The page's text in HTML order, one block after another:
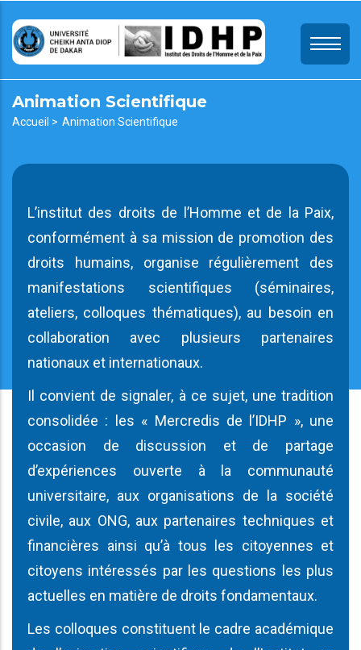
au
contenu
Animation Scientifique
Fil
Accueil > Animation Scientifique
L’institut des droits de l’Homme et de la Paix,
conformément à sa mission de promotion des
droits humains, organise régulièrement des
manifestations scientifiques (séminaires,
ateliers, colloques thématiques), au besoin en
collaboration avec plusieurs partenaires
nationaux et internationaux.
Il convient de signaler, à ce sujet, une tradition
consolidée : les « Mercredis de l’IDHP », une
occasion de discussion et de partage
d’expériences ouverte à la communauté
universitaire, aux organisations de la société
civile, aux ONG, aux partenaires techniques et
financières ainsi qu’à tous les citoyennes et
citoyens intéressés par les questions les plus
actuelles en matière de droits fondamentaux.
Les colloques constituent le cadre académique